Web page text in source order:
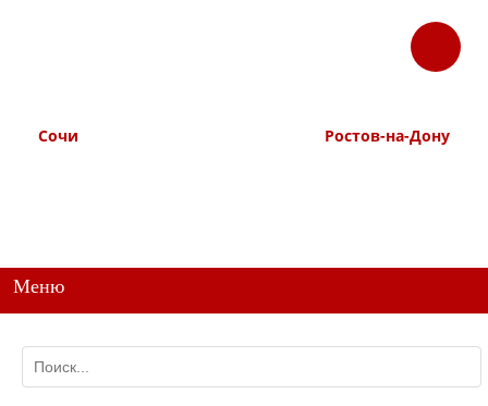
Сочи
ЗАКАЗАТЬ
ЗВОНОК
Ростов-на-Дону
Меню